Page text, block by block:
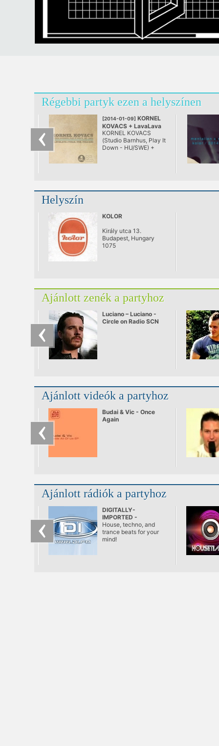
Régebbi partyk ezen a helyszínen
[2014-01-09] KORNEL
KOVACS + LavaLava
@ KOLOR
KORNEL KOVACS
(Studio Barnhus, Play It
Down - HU/SWE) +
Helyszín
KOLOR
Király utca 13.
Budapest, Hungary
1075
Ajánlott zenék a partyhoz
Luciano – Luciano -
Circle on Radio SCN
Ajánlott videók a partyhoz
Budai & Vic - Once
Again
Ajánlott rádiók a partyhoz
DIGITALLY-
IMPORTED -
Progressive
House, techno, and
trance beats for your
mind!